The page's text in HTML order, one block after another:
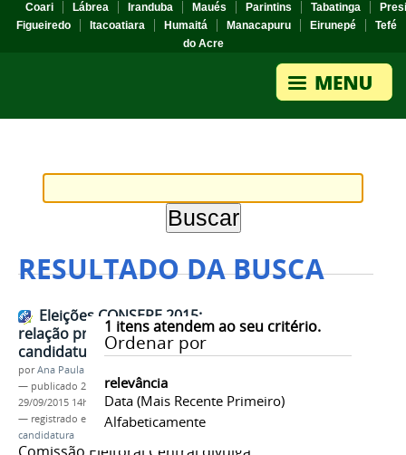
Coari
Lábrea Iranduba Maués Parintins Tabatinga
Figueiredo
Itacoatiara Humaitá Manacapuru Eirunepé
Tefé
do Acre
RESULTADO DA BUSCA
1 itens atendem ao seu critério.
Ordenar por
relevância
Data (mais Recente Primeiro)
Alfabeticamente
Eleições CONSEPE 2015:
relação preliminar das
candidaturas
porAna Paula Batista
— publicado 28/09/2015—última modificação
29/09/2015 14h45
— registrado em:
CONSEPE,homologação
candidatura